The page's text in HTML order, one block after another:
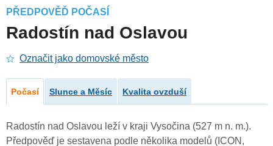
PŘEDPOVĚĎ POČASÍ
Radostín nad Oslavou
Označit jako domovské město
Počasí Slunce a Měsíc Kvalita ovzduší
Radostín nad Oslavou leží v kraji Vysočina (527 m n. m.).
Předpověď je sestavena podle několika modelů (ICON,